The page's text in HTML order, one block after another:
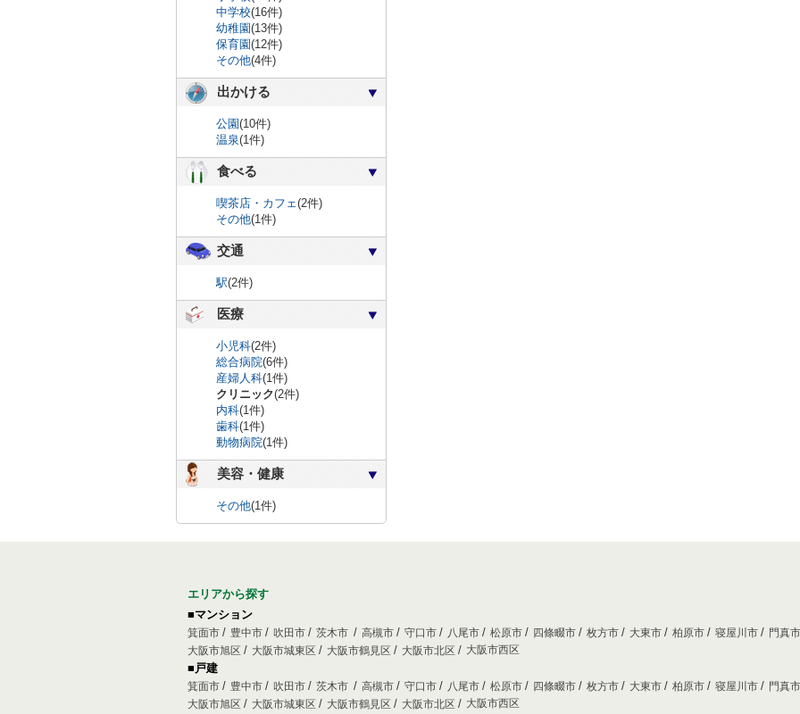
中学校(16件)
幼稚園(13件)
保育園(12件)
その他(4件)
出かける
公園(10件)
温泉(1件)
食べる
喫茶店・カフェ(2件)
その他(1件)
交通
駅(2件)
医療
小児科(2件)
総合病院(6件)
産婦人科(1件)
クリニック(2件)
内科(1件)
歯科(1件)
動物病院(1件)
美容・健康
その他(1件)
エリアから探す
■マンション
箕面市 豊中市 吹田市 茨木市 高槻市 守口市 八尾市 松原市 四條畷市 枚方市 大東市 柏原市 寝屋川市 門真市
大阪市旭区
大阪市城東区 大阪市鶴見区 大阪市北区 大阪市西区
■戸建
箕面市 豊中市 吹田市 茨木市 高槻市 守口市 八尾市 松原市 四條畷市 枚方市 大東市 柏原市 寝屋川市 門真市
大阪市旭区
大阪市城東区 大阪市鶴見区 大阪市北区 大阪市西区